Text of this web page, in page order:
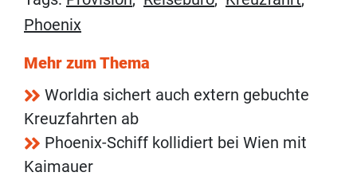
Phoenix
Mehr zum Thema
Worldia sichert auch extern gebuchte
Kreuzfahrten ab
Phoenix-Schiff kollidiert bei Wien mit
Kaimauer